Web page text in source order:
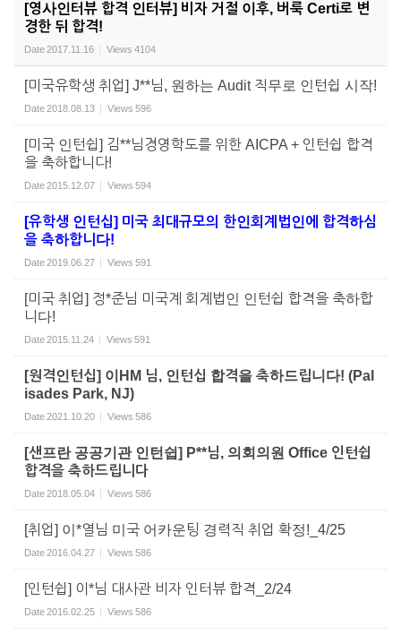
[영사인터뷰 합격 인터뷰] 비자 거절 이후, 버룩 Certi로 변
경한 뒤 합격!
Date2017.11.16 Views 4104
[미국유학생 취업] J**님, 원하는 Audit 직무로 인턴쉽 시작!
Date2018.08.13 Views 596
[미국 인턴쉽] 김**님경영학도를 위한 AICPA + 인턴쉽 합격
을 축하합니다!
Date2015.12.07 Views 594
[유학생 인턴십] 미국 최대규모의 한인회계법인에 합격하심
을 축하합니다!
Date2019.06.27 Views 591
[미국 취업] 정*준님 미국계 회계법인 인턴쉽 합격을 축하합
니다!
Date2015.11.24 Views 591
[원격인턴십] 이HM 님, 인턴십 합격을 축하드립니다! (Pal
isades Park, NJ)
Date2021.10.20 Views 586
[샌프란 공공기관 인턴쉽] P**님, 의회의원 Office 인턴쉽
합격을 축하드립니다
Date2018.05.04 Views 586
[취업] 이*열님 미국 어카운팅 경력직 취업 확정!_4/25
Date2016.04.27 Views 586
[인턴쉽] 이*님 대사관 비자 인터뷰 합격_2/24
Date2016.02.25 Views 586